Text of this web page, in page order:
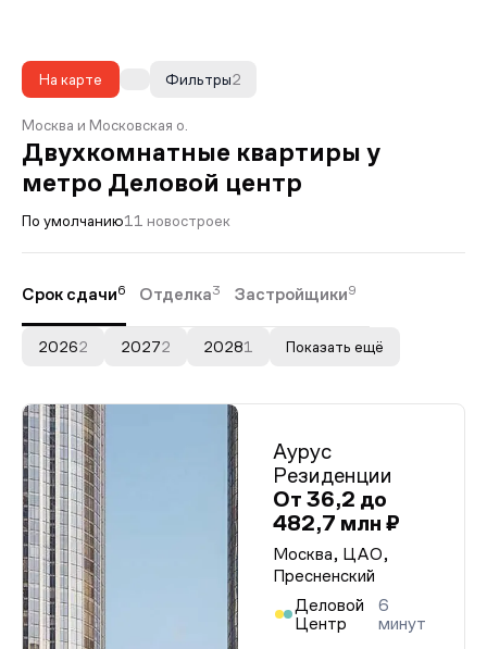
На карте 2
Фильтры
Москва и Московская о.
Двухкомнатные квартиры у
метро Деловой центр
По умолчанию11 новостроек
Срок сдачи6 Отделка3 Застройщики9
20262 20272 20281 Показать ещё
Аурус
Резиденции
От 36,2 до
482,7 млн ₽
Москва, ЦАО,
Пресненский
Деловой
Центр
6
минут